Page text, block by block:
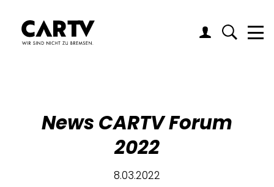
News CARTV Forum
2022
8.03.2022